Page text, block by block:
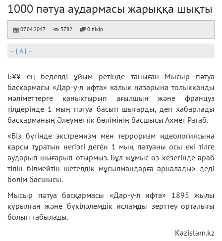
1000 пәтуа аудармасы жарыққа шықты
07.04.2017 3782 0 пікір
– | A| +
БҰҰ ең беделді ұйым ретінде таныған Мысыр пәтуа
басқармасы «Дар-у-л ифта» халық назарына толыққанды
мәліметтерге қанықтырып ағылшын және француз
тілдерінде 1 мың пәтуа басып шығарды, деп хабарлады
басқарманың Әлеуметтік бөлімінің басшысы Ахмет Рағаб.
«Біз бүгінде экстремизм мен терроризм идеологиясына
қарсы тұратын негізгі деген 1 мың пәтуаны осы екі тілге
аударып шығарып отырмыз. Бұл жұмыс өз кезегінде араб
тілін білмейтін шетелдік мұсылмандарға арналады» деді
бөлім басшысы.
Мысыр пәтуа басқармасы «Дар-у-л ифта» 1895 жылы
құрылған және бүкіләлемдік исламды зерттеу орталығы
болып табылады.
Kazislam.kz